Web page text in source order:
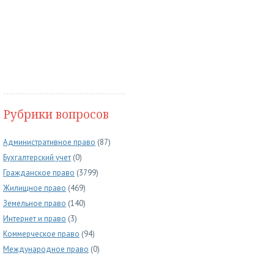
Рубрики вопросов
Административное право (87)
Бухгалтерский учет (0)
Гражданское право (3799)
Жилищное право (469)
Земельное право (140)
Интернет и право (3)
Коммерческое право (94)
Международное право (0)